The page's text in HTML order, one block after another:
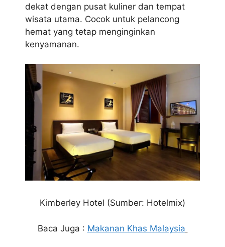
dekat dengan pusat kuliner dan tempat
wisata utama. Cocok untuk pelancong
hemat yang tetap menginginkan
kenyamanan.
Kimberley Hotel (Sumber: Hotelmix)
Baca Juga : Makanan Khas Malaysia